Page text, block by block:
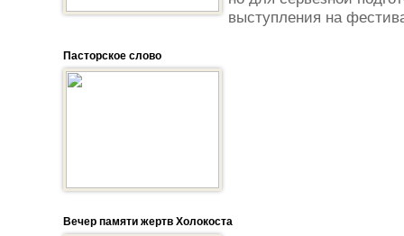
выступления на
Пасторское слово
Вечер памяти жертв Холокоста